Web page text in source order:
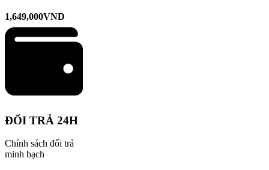
1,649,000VND
ĐỔI TRẢ 24H
Chính sách đổi trả
minh bạch